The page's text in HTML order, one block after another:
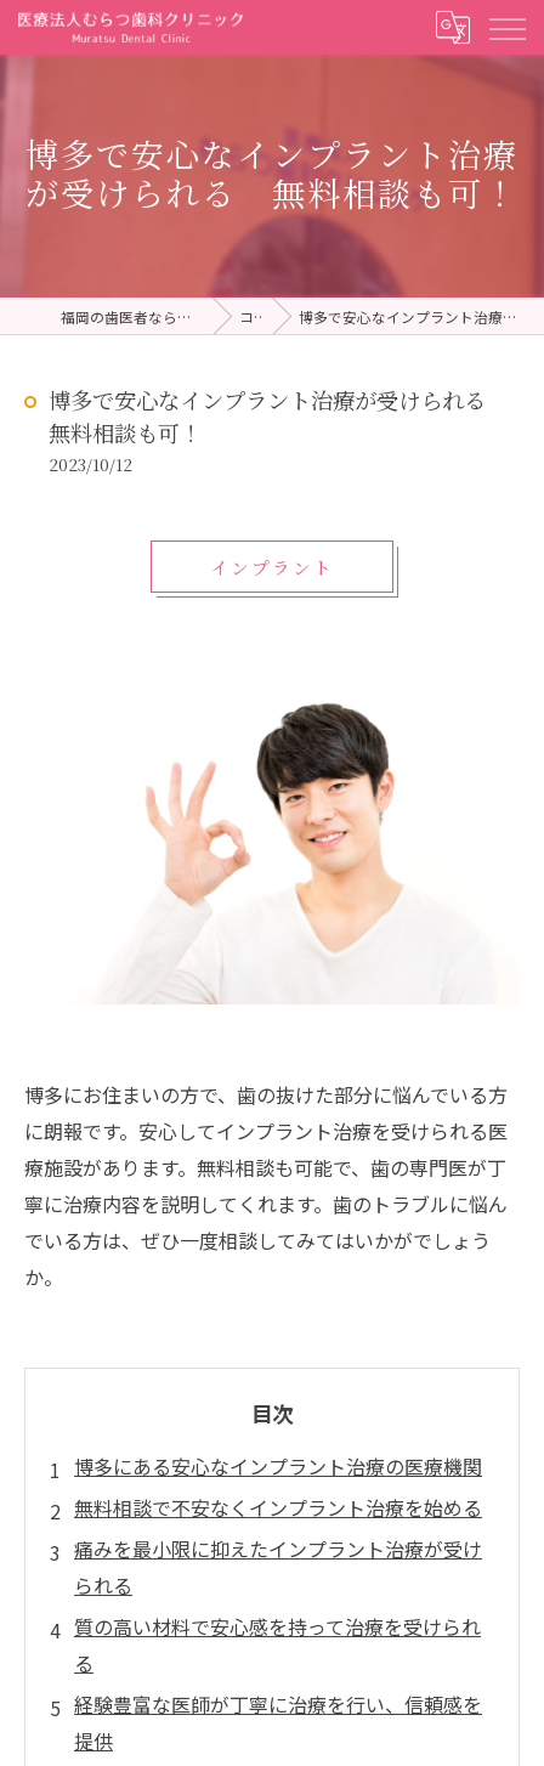
博多で安心なインプラント治療
が受けられる 無料相談も可！
福岡の歯医者ならむらつ歯科クリニック コラム 博多で安心なインプラント治療が受けられる 無料相談も可！
博多で安心なインプラント治療が受けられる
無料相談も可！
2023/10/12
インプラント
博多にお住まいの方で、歯の抜けた部分に悩んでいる方
に朗報です。安心してインプラント治療を受けられる医
療施設があります。無料相談も可能で、歯の専門医が丁
寧に治療内容を説明してくれます。歯のトラブルに悩ん
でいる方は、ぜひ一度相談してみてはいかがでしょう
か。
目次
博多にある安心なインプラント治療の医療機関
無料相談で不安なくインプラント治療を始める
痛みを最小限に抑えたインプラント治療が受け
られる
質の高い材料で安心感を持って治療を受けられ
る
経験豊富な医師が丁寧に治療を行い、信頼感を
提供